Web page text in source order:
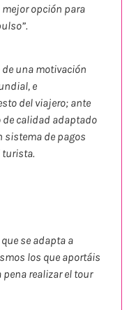
mejor opción para
una motivación
e
del viajero; ante
de calidad adaptado
sistema de pagos
turista.
se adapta a
los que aportáis
realizar el tour